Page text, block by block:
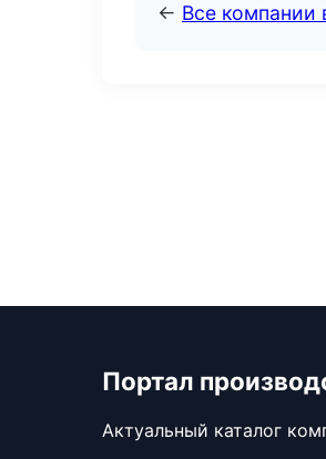
← Все компании
Портал
Актуальный каталог